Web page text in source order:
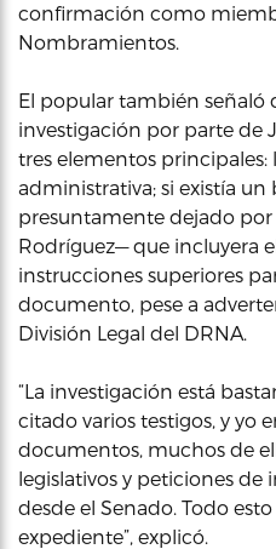
confirmación como
Nombramientos.
El popular también señaló
investigación por parte de
tres elementos principales:
administrativa; si existía
presuntamente dejado por
Rodríguez— que incluyera
instrucciones superiores
documento, pese a
División Legal del DRNA.
“La investigación está
citado varios testigos, y yo
documentos, muchos de
legislativos y peticiones
desde el Senado. Todo
expediente”, explicó.